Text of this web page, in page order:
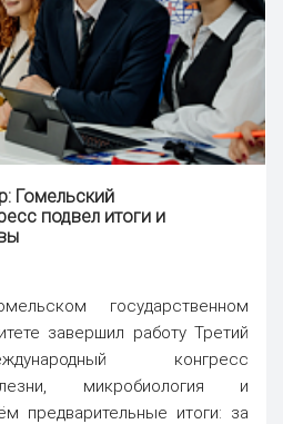
Гомельский
подвел итоги и
государственном
завершил работу Третий
конгресс
микробиология и
предварительные итоги: за